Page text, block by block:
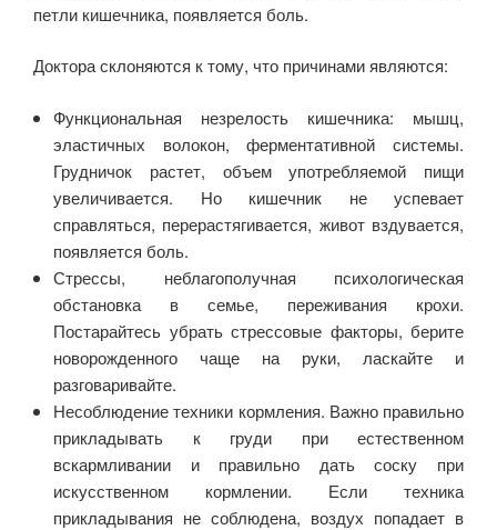
петли кишечника, появляется боль.
Доктора склоняются к тому, что причинами являются:
Функциональная незрелость кишечника: мышц,
эластичных волокон, ферментативной системы.
Грудничок растет, объем употребляемой пищи
увеличивается. Но кишечник не успевает
справляться, перерастягивается, живот вздувается,
появляется боль.
Стрессы, неблагополучная психологическая
обстановка в семье, переживания крохи.
Постарайтесь убрать стрессовые факторы, берите
новорожденного чаще на руки, ласкайте и
разговаривайте.
Несоблюдение техники кормления. Важно правильно
прикладывать к груди при естественном
вскармливании и правильно дать соску при
искусственном кормлении. Если техника
прикладывания не соблюдена, воздух попадает в